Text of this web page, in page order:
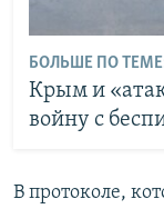
БОЛЬШЕ ПО
Крым и
войну с
В протоколе,